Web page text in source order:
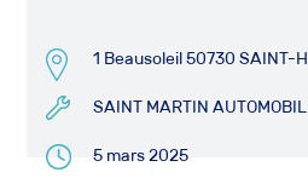
1 Beausoleil 50730 SAINT-
SAINT MARTIN
5 mars 2025